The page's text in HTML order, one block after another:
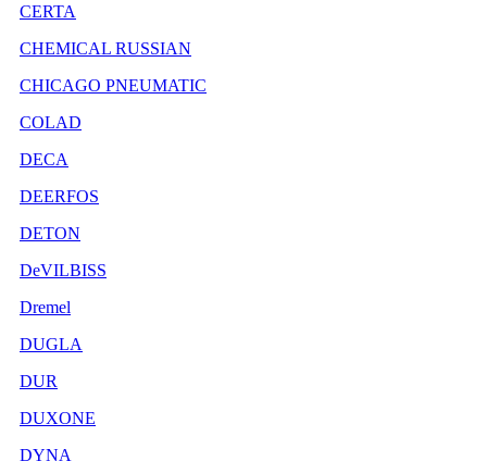
CERTA
CHEMICAL RUSSIAN
CHICAGO PNEUMATIC
COLAD
DECA
DEERFOS
DETON
DeVILBISS
Dremel
DUGLA
DUR
DUXONE
DYNA